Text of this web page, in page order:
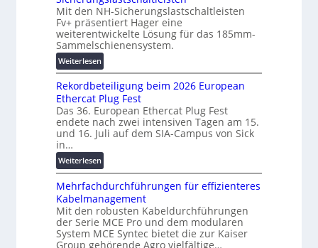
e
T
r
a
n
s
p
a
r
e
n
z
:
F
o
r
s
c
h
u
g
s
r
d
e
r
u
n
t
a
-
X
2
0
2
7
w
i
r
d
z
u
m
E
n
e
r
Mit den NH-Sicherungslastschaltleisten
Fv+ präsentiert Hager eine
weiterentwickelte Lösung für das 185mm-
Sammelschienensystem.
Weiterlesen:
W
e
i
t
e
r
n
t
w
i
c
k
e
Rekordbeteiligung beim 2026 European
Ethercat Plug Fest
Das 36. European Ethercat Plug Fest
endete nach zwei intensiven Tagen am 15.
und 16. Juli auf dem SIA-Campus von Sick
in…
Weiterlesen:
R
e
k
o
r
d
Mehrfachdurchführungen für effizienteres
Kabelmanagement
Mit den robusten Kabeldurchführungen
der Serie MCE Pro und dem modularen
System MCE Syntec bietet die zur Kaiser
Group gehörende Agro vielfältige…